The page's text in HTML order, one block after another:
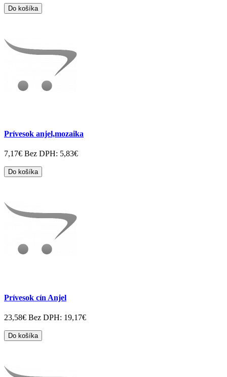
Do košíka
Prívesok anjel,mozaika
7,17€ Bez DPH: 5,83€
Do košíka
Prívesok cín Anjel
23,58€ Bez DPH: 19,17€
Do košíka